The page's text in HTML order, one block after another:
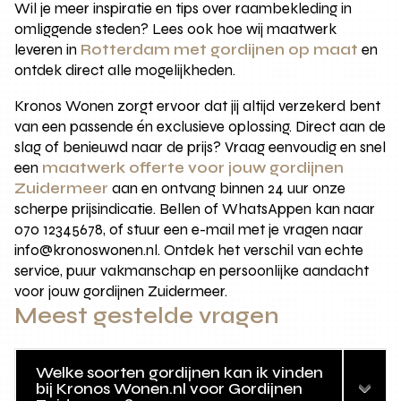
Wil je meer inspiratie en tips over raambekleding in
omliggende steden? Lees ook hoe wij maatwerk
leveren in Rotterdam met gordijnen op maat en
ontdek direct alle mogelijkheden.
Kronos Wonen zorgt ervoor dat jij altijd verzekerd bent
van een passende én exclusieve oplossing. Direct aan de
slag of benieuwd naar de prijs? Vraag eenvoudig en snel
een maatwerk offerte voor jouw gordijnen
Zuidermeer aan en ontvang binnen 24 uur onze
scherpe prijsindicatie. Bellen of WhatsAppen kan naar
070 12345678, of stuur een e-mail met je vragen naar
info@kronoswonen.nl. Ontdek het verschil van echte
service, puur vakmanschap en persoonlijke aandacht
voor jouw gordijnen Zuidermeer.
Meest gestelde vragen
Welke soorten gordijnen kan ik vinden
bij Kronos Wonen.nl voor Gordijnen